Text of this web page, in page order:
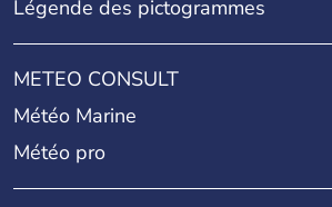
Légende des pictogrammes
METEO CONSULT
Météo Marine
Météo pro